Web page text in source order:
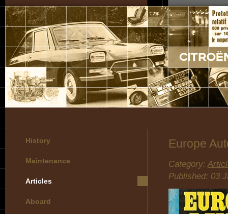
History
Maintenance
Articles
Aboard
Europe
Category:
Published: 03